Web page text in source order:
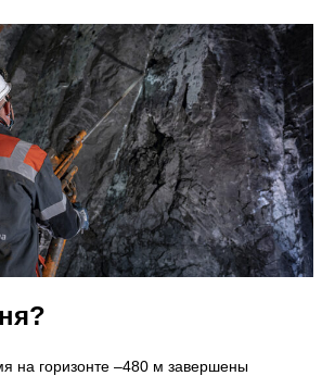
на горизонте –480 м завершены